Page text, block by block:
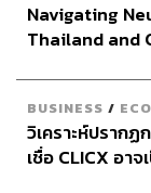
Navigating
Thailand and
BUSINESS /
วิเคราะห์ปราก
เชื่อ CLICX อา